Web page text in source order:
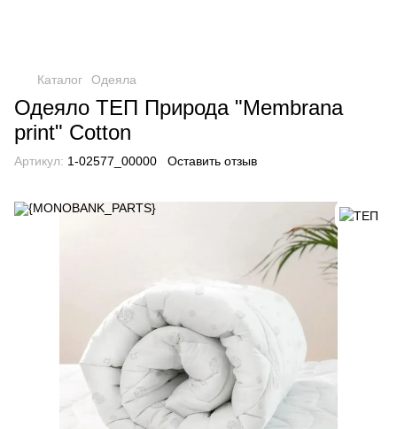
Каталог Одеяла
Одеяло ТЕП Природа "Membrana
print" Cotton
Артикул: 1-02577_00000 Оставить отзыв